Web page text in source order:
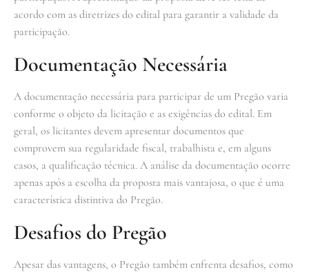
acordo com as diretrizes do edital para garantir a validade da
participação.
Documentação Necessária
A documentação necessária para participar de um Pregão varia
conforme o objeto da licitação e as exigências do edital. Em
geral, os licitantes devem apresentar documentos que
comprovem sua regularidade fiscal, trabalhista e, em alguns
casos, a qualificação técnica. A análise da documentação ocorre
apenas após a escolha da proposta mais vantajosa, o que é uma
característica distintiva do Pregão.
Desafios do Pregão
Apesar das vantagens, o Pregão também enfrenta desafios, como